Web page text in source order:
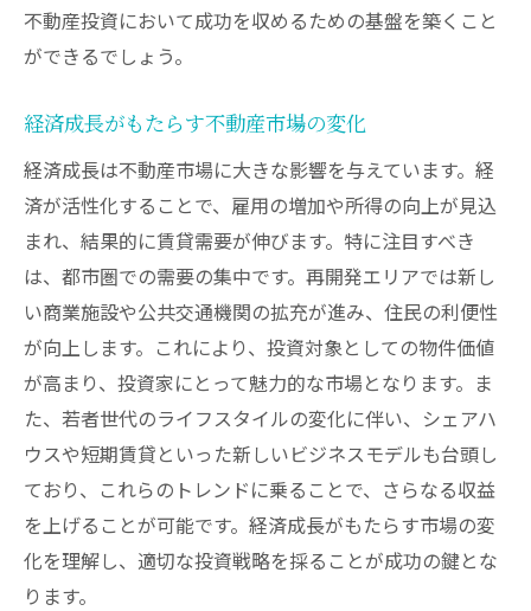
クト
移住傾向と賃貸需要の関係性
人口増減がもたらす投資機会とリスク
インフラ整備進展が不動産市場の価値を変える
新たな交通網がもたらす不動産の価値上昇
インフラ開発と投資戦略の関連性
成功事例から学ぶインフラ投資の可能性
インフラ整備が地域市場に与える影響
不動産投資家が注目すべきインフラ計画
インフラ整備進展による長期的な市場価値
不動産投資を成功させるための経済指標の活用
法
不動産市場を左右する主要経済指標
経済指標の分析方法と適用
不動産投資において成功を収めるための基盤を築くこと
ができるでしょう。
経済成長がもたらす不動産市場の変化
経済成長は不動産市場に大きな影響を与えています。経
済が活性化することで、雇用の増加や所得の向上が見込
まれ、結果的に賃貸需要が伸びます。特に注目すべき
は、都市圏での需要の集中です。再開発エリアでは新し
い商業施設や公共交通機関の拡充が進み、住民の利便性
が向上します。これにより、投資対象としての物件価値
が高まり、投資家にとって魅力的な市場となります。ま
た、若者世代のライフスタイルの変化に伴い、シェアハ
ウスや短期賃貸といった新しいビジネスモデルも台頭し
ており、これらのトレンドに乗ることで、さらなる収益
を上げることが可能です。経済成長がもたらす市場の変
化を理解し、適切な投資戦略を採ることが成功の鍵とな
ります。